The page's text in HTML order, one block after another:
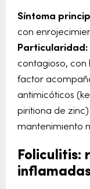
Síntoma
con
Particularidad:
contagioso,
factor
antimicóticos
piritiona de
mantenimiento
Foliculitis: